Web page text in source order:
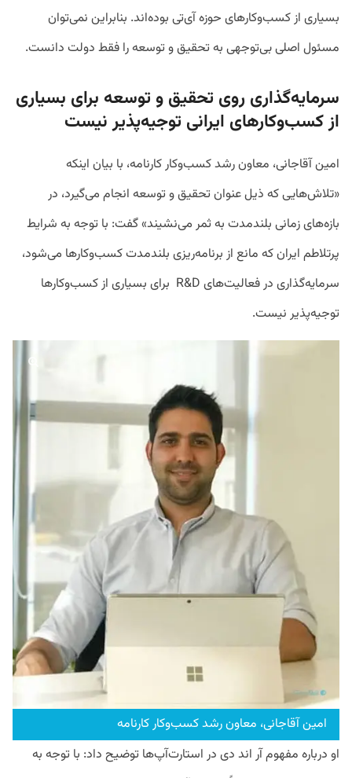
بسیاری از کسب‌وکارهای حوزه آی‌تی بوده‌اند. بنابراین نمی‌توان
مسئول اصلی بی‌توجهی به تحقیق و توسعه را فقط دولت دانست.
سرمایه‌گذاری روی تحقیق و توسعه برای بسیاری
از کسب‌وکارهای ایرانی توجیه‌پذیر نیست
امین آقاجانی، معاون رشد کسب‌وکار کارنامه، با بیان اینکه
«تلاش‌هایی که ذیل عنوان تحقیق و توسعه انجام می‌گیرد، در
بازه‌های زمانی بلندمدت به ثمر می‌نشیند» گفت: با توجه به شرایط
پرتلاطم ایران که مانع از برنامه‌ریزی بلندمدت کسب‌وکارها می‌شود،
سرمایه‌گذاری در فعالیت‌های R&D برای بسیاری از کسب‌و‌کارها
توجیه‌پذیر نیست.
امین آقاجانی، معاون رشد کسب‌وکار کارنامه
او درباره مفهوم آر اند دی در استارت‌آپ‌ها توضیح داد: با توجه به